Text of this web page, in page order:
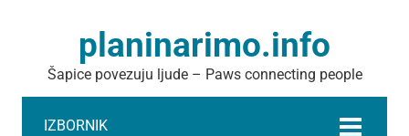
planinarimo.info
Šapice povezuju ljude – Paws connecting people
IZBORNIK